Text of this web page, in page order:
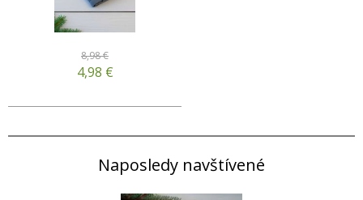
8,98 €
4,98 €
Naposledy navštívené